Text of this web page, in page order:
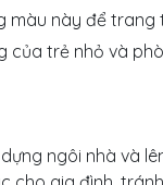
màu này để trang
của trẻ nhỏ và
ngôi nhà và